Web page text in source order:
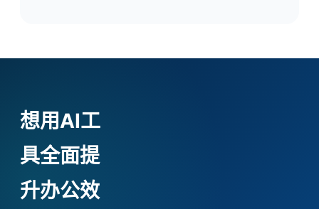
想用AI工
具全面提
升办公效